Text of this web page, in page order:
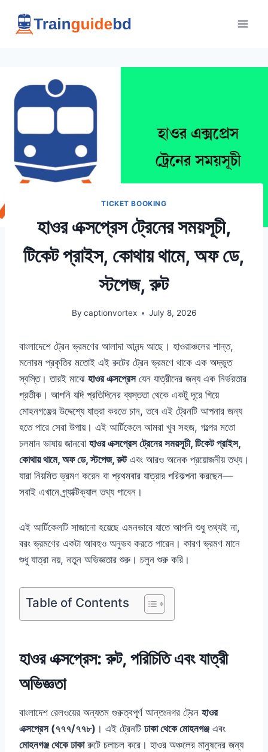
TICKET BOOKING
হাওর এক্সপ্রেস ট্রেনের সময়সূচী,
টিকেট প্রাইস, কোথায় থামে, অফ ডে,
স্টপেজ, রুট
By captionvortex July 8, 2026
বাংলাদেশে ট্রেন ভ্রমণের আলাদা আনন্দ আছে। হাওরাঞ্চলের শান্ত,
মনোরম প্রকৃতির মতোই এই রুটের ট্রেন ভ্রমণে থাকে এক অদ্ভুত
স্বস্তি। তারই মাঝে হাওর এক্সপ্রেসযেন যাত্রীদের জন্য এক নির্ভরতার
প্রতীক। আপনি যদি প্রতিদিনের ব্যস্ততা থেকে একটু দূরে গিয়ে
মোহনগঞ্জের উদ্দেশ্যে যাত্রা করতে চান, তবে এই ট্রেনটি আপনার জন্য
হতে পারে সেরা উপায়। এই আর্টিকেলে আমরা খুব সহজ, গল্পের মতো
চলমান ভাষায় জানবো হাওর এক্সপ্রেস ট্রেনের সময়সূচী, টিকেট প্রাইস,
কোথায় থামে, অফ ডে, স্টপেজ, রুটএবং আরও অনেক প্রয়োজনীয় তথ্য।
যারা নিয়মিত ভ্রমণ করেন বা প্রথমবার যাত্রার পরিকল্পনা করছেন—
সবাই এখানে প্র্যাক্টিক্যাল তথ্য পাবেন।
এই আর্টিকেলটি সাজানো হয়েছে এমনভাবে যাতে আপনি শুধু তথ্যই না,
বরং ভ্রমণের একটা আবহও অনুভব করতে পারেন। কারণ ভ্রমণ মানে
শুধু যাত্রা নয়, নতুন অভিজ্ঞতার শুরু। চলুন শুরু করি।
Table of Contents
হাওর এক্সপ্রেস: রুট, পরিচিতি এবং যাত্রী
অভিজ্ঞতা
বাংলাদেশ রেলওয়ের অন্যতম গুরুত্বপূর্ণ আন্তঃনগর ট্রেন হাওর
এক্সপ্রেস (৭৭৭/৭৭৮) । এই ট্রেনটি ঢাকা থেকে মোহনগঞ্জ এবং
মোহনগঞ্জ থেকে ঢাকারুটে চলাচল করে। হাওর অঞ্চলের মানুষদের জন্য